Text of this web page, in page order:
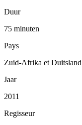
Duur
75 minuten
Pays
Zuid-Afrika et Duitsland
Jaar
2011
Regisseur